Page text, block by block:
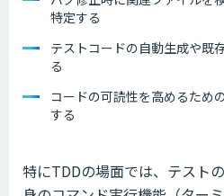
特定する
テストコードの自動生成や既
る
コードの可読性を高めるため
する
特にTDDの場面では、テスト